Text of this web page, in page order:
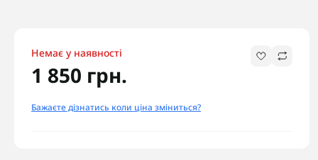
Немає у наявності
1 850 грн.
Бажаєте дізнатись коли ціна зміниться?